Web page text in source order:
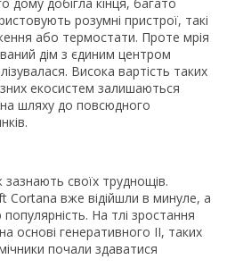
дому добігла кінця, багато
розумні пристрої, такі
або термостати. Проте мрія
дім з єдиним центром
Висока вартість таких
екосистем залишаються
шляху до повсюдного
своїх труднощів.
Cortana вже відійшли в минуле, а
На тлі зростання
генеративного ІІ, таких
почали здаватися